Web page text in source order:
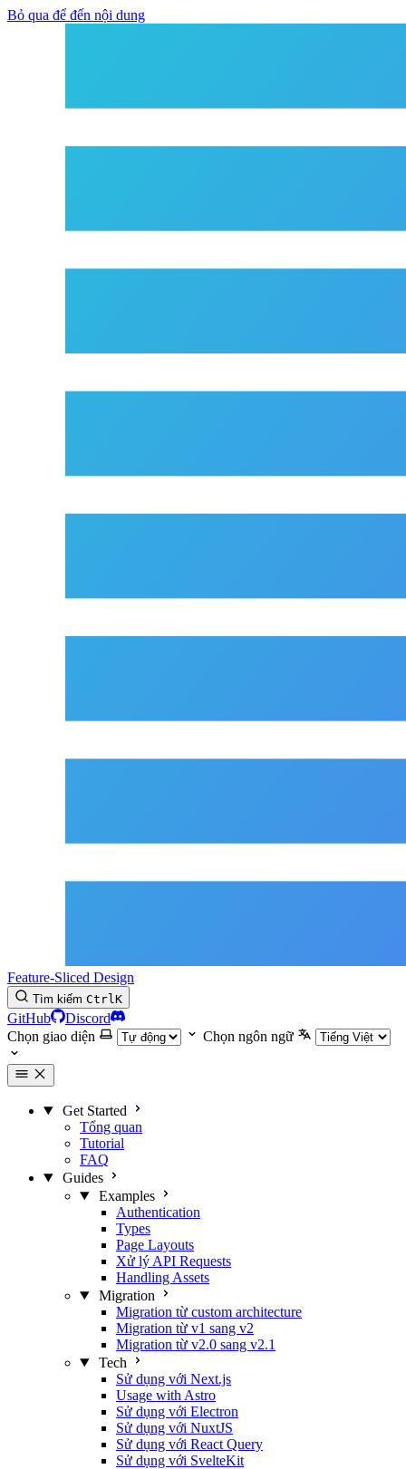
Bỏ qua để đến nội dung
Feature-Sliced Design
Tìm kiếm CtrlK
GitHub
Discord
Chọn giao diện
Chọn ngôn ngữ
Get Started
Tổng quan
Tutorial
FAQ
Guides
Examples
Authentication
Types
Page Layouts
Xử lý API Requests
Handling Assets
Migration
Migration từ custom architecture
Migration từ v1 sang v2
Migration từ v2.0 sang v2.1
Tech
Sử dụng với Next.js
Usage with Astro
Sử dụng với Electron
Sử dụng với NuxtJS
Sử dụng với React Query
Sử dụng với SvelteKit